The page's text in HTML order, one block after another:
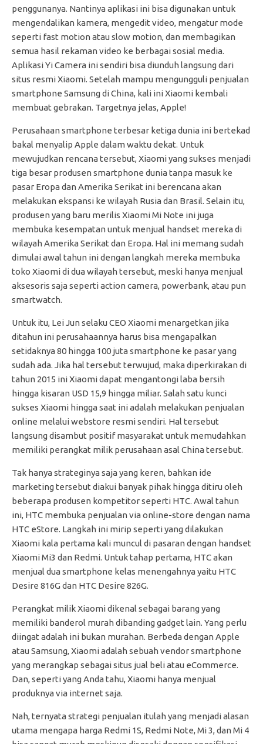
penggunanya. Nantinya aplikasi ini bisa digunakan untuk
mengendalikan kamera, mengedit video, mengatur mode
seperti fast motion atau slow motion, dan membagikan
semua hasil rekaman video ke berbagai sosial media.
Aplikasi Yi Camera ini sendiri bisa diunduh langsung dari
situs resmi Xiaomi. Setelah mampu mengungguli penjualan
smartphone Samsung di China, kali ini Xiaomi kembali
membuat gebrakan. Targetnya jelas, Apple!
Perusahaan smartphone terbesar ketiga dunia ini bertekad
bakal menyalip Apple dalam waktu dekat. Untuk
mewujudkan rencana tersebut, Xiaomi yang sukses menjadi
tiga besar produsen smartphone dunia tanpa masuk ke
pasar Eropa dan Amerika Serikat ini berencana akan
melakukan ekspansi ke wilayah Rusia dan Brasil. Selain itu,
produsen yang baru merilis Xiaomi Mi Note ini juga
membuka kesempatan untuk menjual handset mereka di
wilayah Amerika Serikat dan Eropa. Hal ini memang sudah
dimulai awal tahun ini dengan langkah mereka membuka
toko Xiaomi di dua wilayah tersebut, meski hanya menjual
aksesoris saja seperti action camera, powerbank, atau pun
smartwatch.
Untuk itu, Lei Jun selaku CEO Xiaomi menargetkan jika
ditahun ini perusahaannya harus bisa mengapalkan
setidaknya 80 hingga 100 juta smartphone ke pasar yang
sudah ada. Jika hal tersebut terwujud, maka diperkirakan di
tahun 2015 ini Xiaomi dapat mengantongi laba bersih
hingga kisaran USD 15,9 hingga miliar. Salah satu kunci
sukses Xiaomi hingga saat ini adalah melakukan penjualan
online melalui webstore resmi sendiri. Hal tersebut
langsung disambut positif masyarakat untuk memudahkan
memiliki perangkat milik perusahaan asal China tersebut.
Tak hanya strateginya saja yang keren, bahkan ide
marketing tersebut diakui banyak pihak hingga ditiru oleh
beberapa produsen kompetitor seperti HTC. Awal tahun
ini, HTC membuka penjualan via online-store dengan nama
HTC eStore. Langkah ini mirip seperti yang dilakukan
Xiaomi kala pertama kali muncul di pasaran dengan handset
Xiaomi Mi3 dan Redmi. Untuk tahap pertama, HTC akan
menjual dua smartphone kelas menengahnya yaitu HTC
Desire 816G dan HTC Desire 826G.
Perangkat milik Xiaomi dikenal sebagai barang yang
memiliki banderol murah dibanding gadget lain. Yang perlu
diingat adalah ini bukan murahan. Berbeda dengan Apple
atau Samsung, Xiaomi adalah sebuah vendor smartphone
yang merangkap sebagai situs jual beli atau eCommerce.
Dan, seperti yang Anda tahu, Xiaomi hanya menjual
produknya via internet saja.
Nah, ternyata strategi penjualan itulah yang menjadi alasan
utama mengapa harga Redmi 1S, Redmi Note, Mi 3, dan Mi 4